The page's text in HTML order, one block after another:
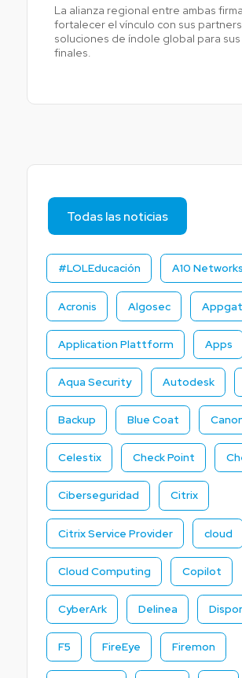
Todas las noticias
#LOLEducación A10 Networks
Acronis Algosec
Application Plattform Apps
Aqua Security Autodesk
Backup Blue Coat
Celestix Check Point
Ciberseguridad Citrix
Citrix Service Provider cloud
Cloud Computing Copilot
CyberArk Delinea
F5 FireEye Firemon
La alianza regional entre ambas
fortalecer el vínculo con sus
soluciones de índole global para
finales.